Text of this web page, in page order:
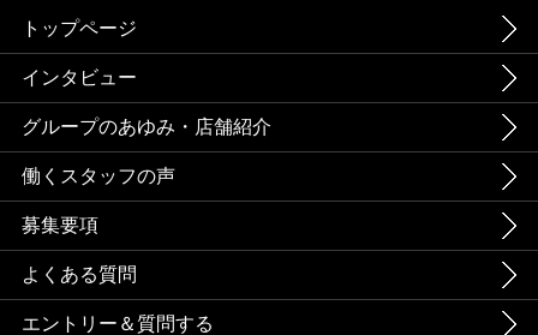
トップページ
インタビュー
グループのあゆみ・店舗紹介
働くスタッフの声
募集要項
よくある質問
エントリー＆質問する